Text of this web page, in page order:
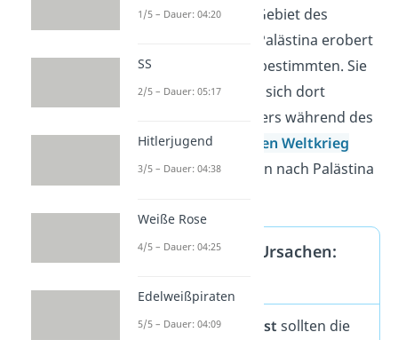
Weltkrieg1919 das Gebiet des
heutigen Israel und Palästina erobert
hatten und darüber bestimmten. Sie
erlaubten den Juden, sich dort
anzusiedeln. Besonders während des
Holocaustsim
Zweiten Weltkrieg
versuchten viele Juden nach Palästina
Nahostkonflikt Ursachen:
Nach demHolocaust sollten die
1/5 – Dauer: 04:20
SS
2/5 – Dauer: 05:17
Hitlerjugend
3/5 – Dauer: 04:38
Weiße Rose
4/5 – Dauer: 04:25
Edelweißpiraten
5/5 – Dauer: 04:09